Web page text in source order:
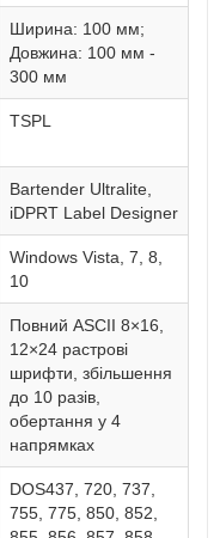
Ширина: 100 мм;
Довжина: 100 мм -
300 мм
TSPL
Bartender Ultralite,
iDPRT Label Designer
Windows Vista, 7, 8,
10
Повний ASCII 8×16,
12×24 растрові
шрифти, збільшення
до 10 разів,
обертання у 4
напрямках
DOS437, 720, 737,
755, 775, 850, 852,